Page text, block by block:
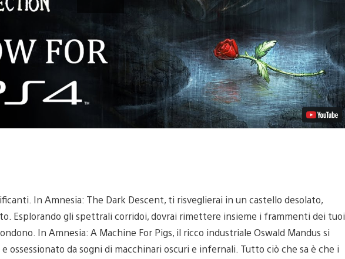
In Amnesia: The Dark Descent, ti risveglierai in un castello desolato,
Esplorando gli spettrali corridoi, dovrai rimettere insieme i frammenti dei tuoi
In Amnesia: A Machine For Pigs, il ricco industriale Oswald Mandus si
ossessionato da sogni di macchinari oscuri e infernali. Tutto ciò che sa è che i